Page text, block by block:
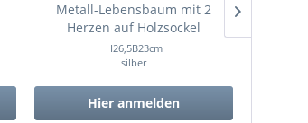
Metall-Lebensbaum mit 2
Herzen auf Holzsockel
H26,5B23cm
silber
Hier anmelden